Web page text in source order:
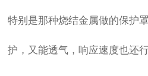
特别是那种烧结金属做的保护
护，又能透气，响应速度也还行